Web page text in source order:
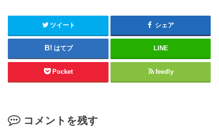
ツイート シェア
はてブ LINE
Pocket feedly
コメントを残す